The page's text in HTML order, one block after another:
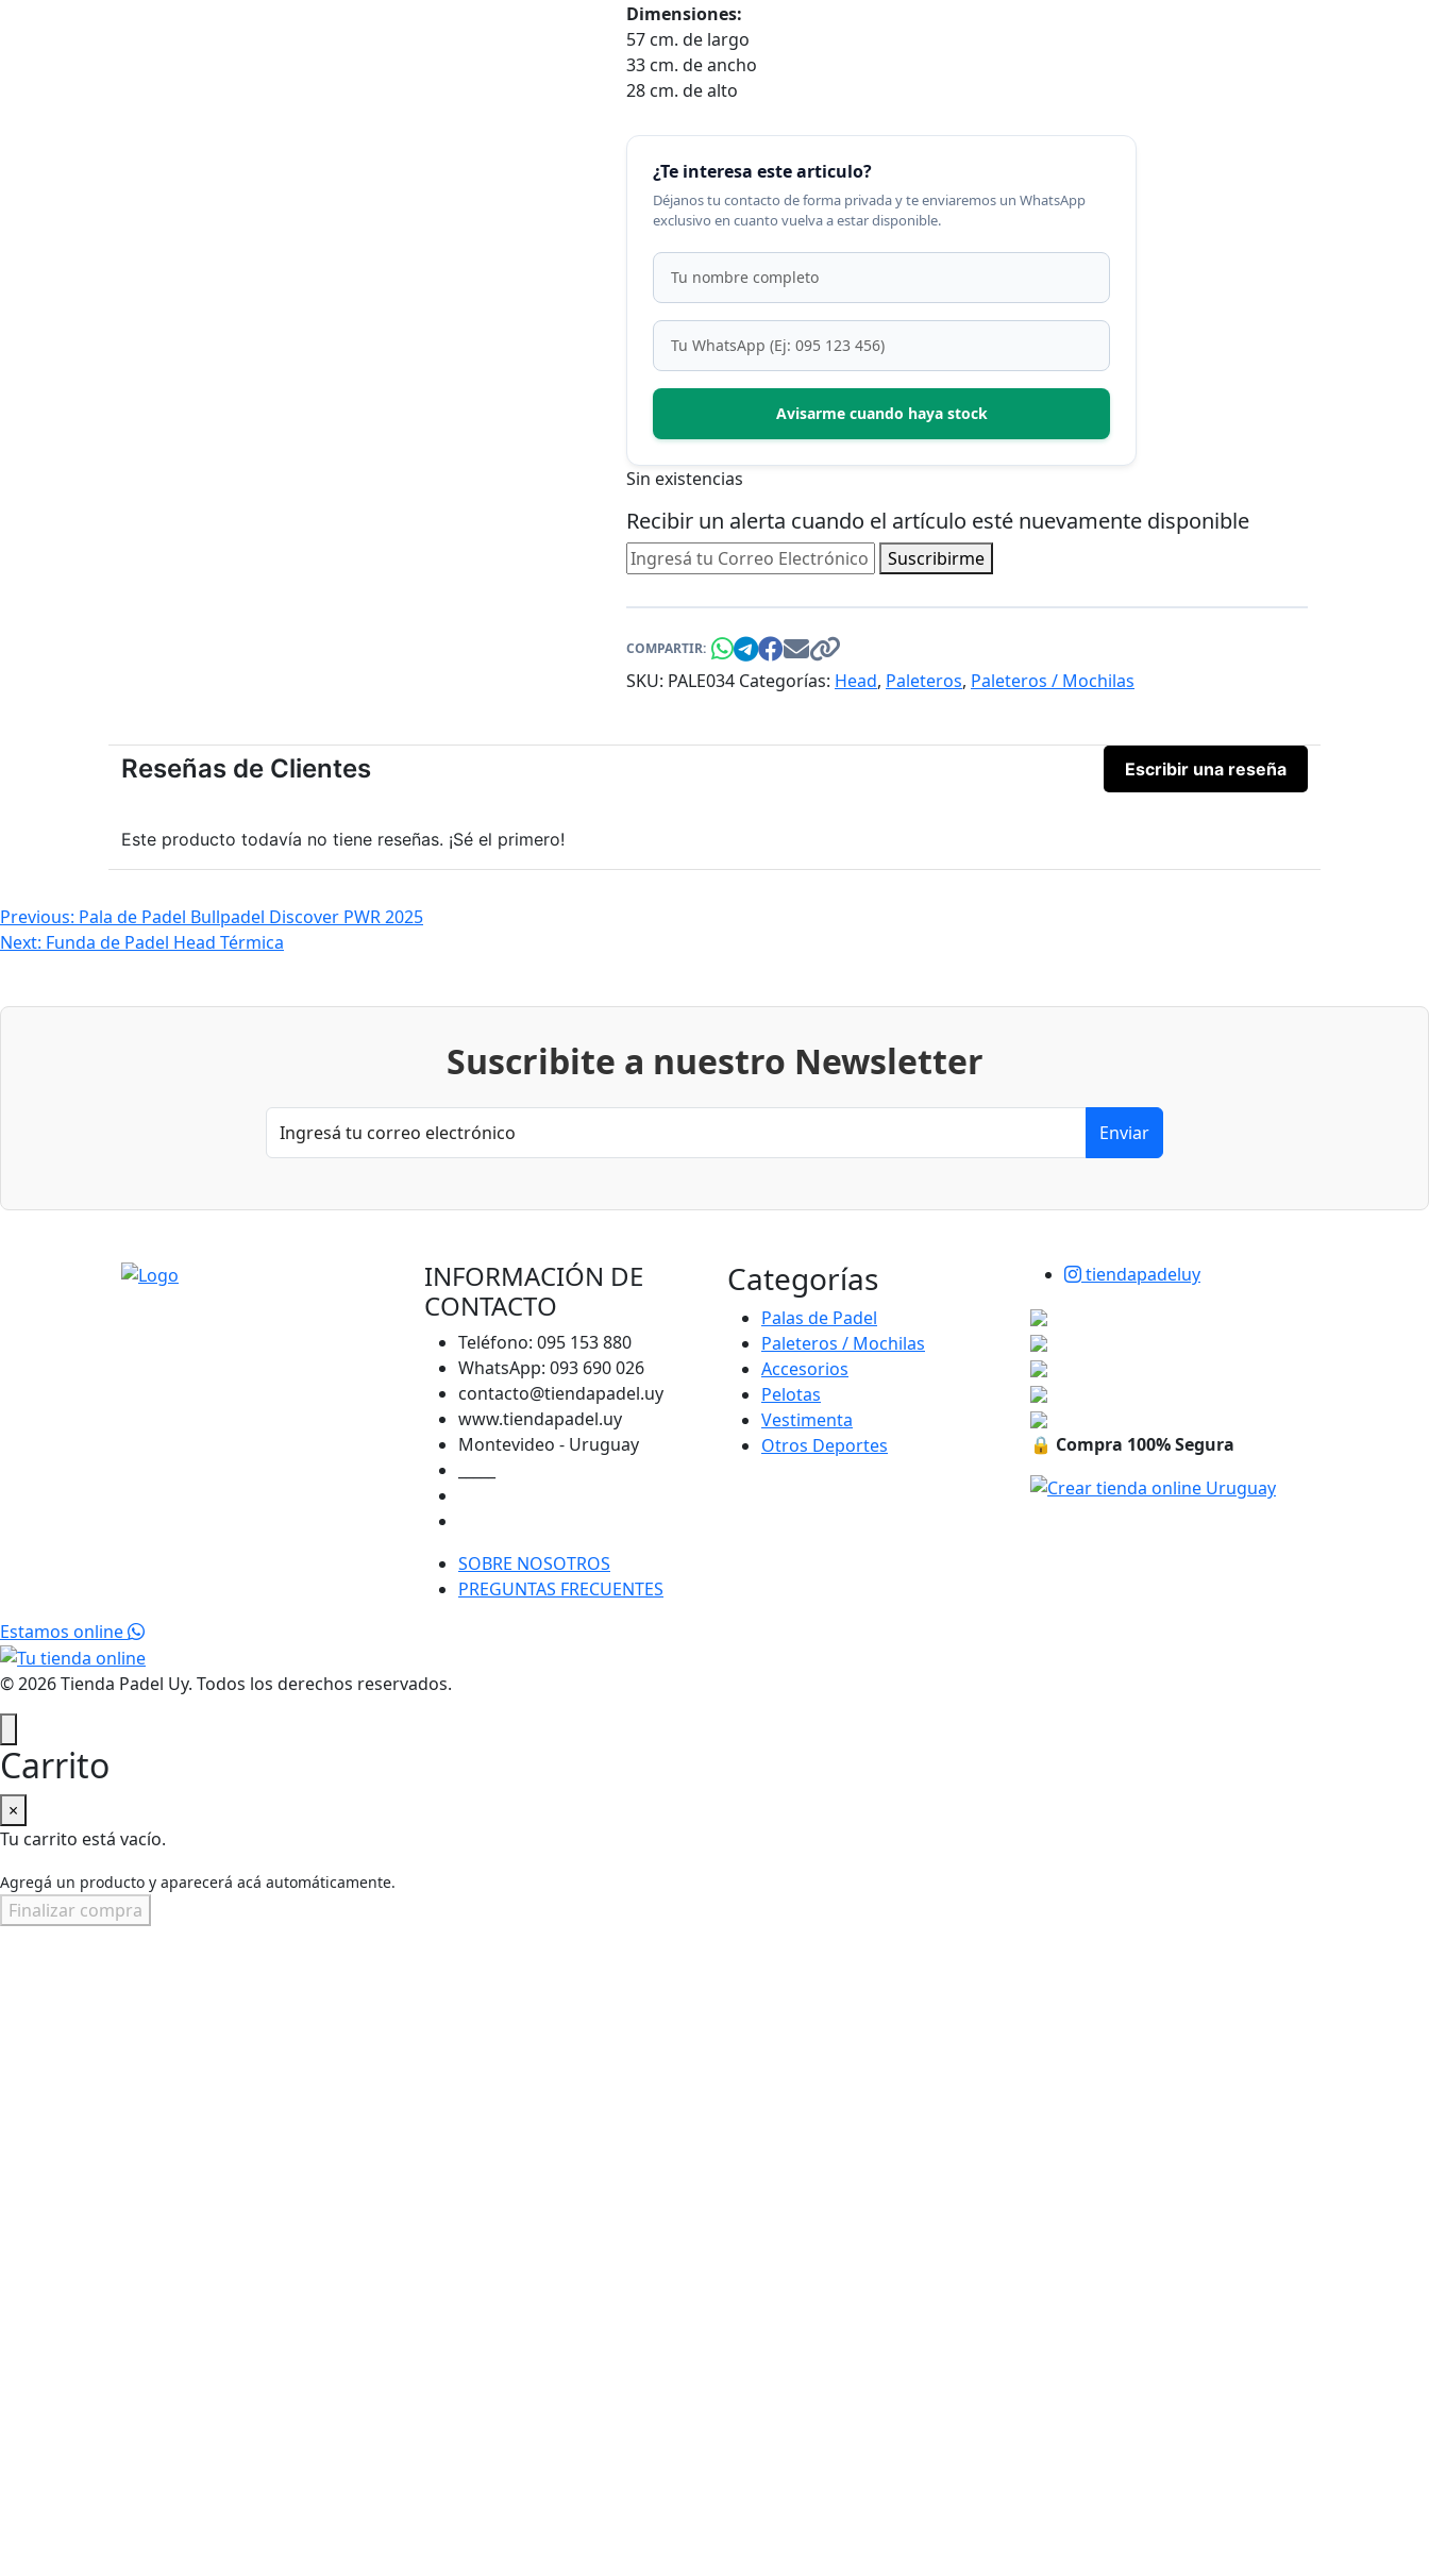
Dimensiones:
57 cm. de largo
33 cm. de ancho
28 cm. de alto
¿Te interesa este articulo?
Déjanos tu contacto de forma privada y te enviaremos un WhatsApp
exclusivo en cuanto vuelva a estar disponible.
Avisarme cuando haya stock
Sin existencias
Recibir un alerta cuando el artículo esté nuevamente disponible
Suscribirme
COMPARTIR:
SKU: PALE034 Categorías: Head, Paleteros, Paleteros / Mochilas
Reseñas de Clientes Escribir una reseña
Este producto todavía no tiene reseñas. ¡Sé el primero!
Navegación
de
entradas
Previous: Pala de Padel Bullpadel Discover PWR 2025
Next: Funda de Padel Head Térmica
Suscribite a nuestro Newsletter
Enviar
INFORMACIÓN DE
CONTACTO
Teléfono: 095 153 880
WhatsApp: 093 690 026
contacto@tiendapadel.uy
www.tiendapadel.uy
Montevideo - Uruguay
SOBRE NOSOTROS
PREGUNTAS FRECUENTES
Categorías
Palas de Padel
Paleteros / Mochilas
Accesorios
Pelotas
Vestimenta
Otros Deportes
tiendapadeluy
🔒 Compra 100% Segura
Estamos online
© 2026 Tienda Padel Uy. Todos los derechos reservados.
Carrito
×
Tu carrito está vacío.
Agregá un producto y aparecerá acá automáticamente.
Finalizar compra